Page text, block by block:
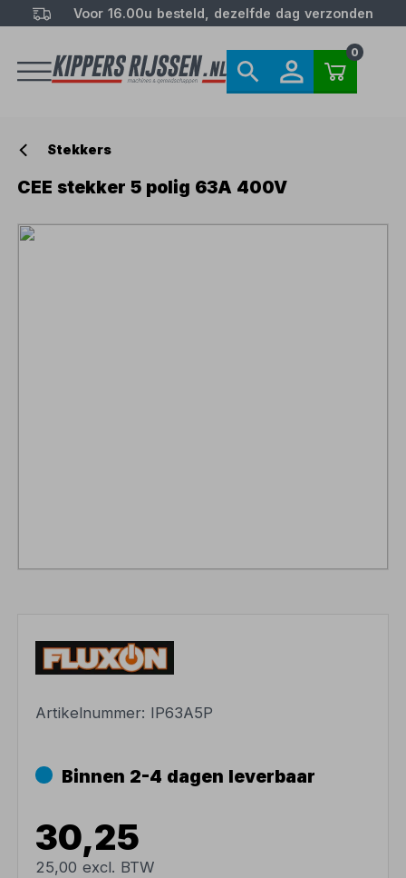
Voor 16.00u besteld, dezelfde dag verzonden
0
Stekkers
CEE stekker 5 polig 63A 400V
Artikelnummer: IP63A5P
Binnen 2-4 dagen leverbaar
30,25
25,00 excl. BTW